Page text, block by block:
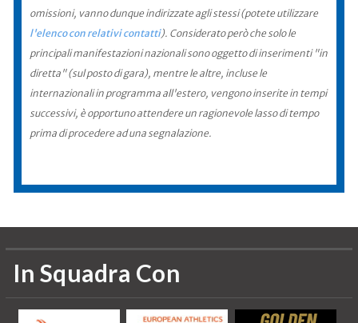
omissioni, vanno dunque indirizzate agli stessi (potete utilizzare
l'elenco con relativi contatti). Considerato però che solo le
principali manifestazioni nazionali sono oggetto di inserimenti "in
diretta" (sul posto di gara), mentre le altre, incluse le
internazionali in programma all'estero, vengono inserite in tempi
successivi, è opportuno attendere un ragionevole lasso di tempo
prima di procedere ad una segnalazione.
In Squadra Con